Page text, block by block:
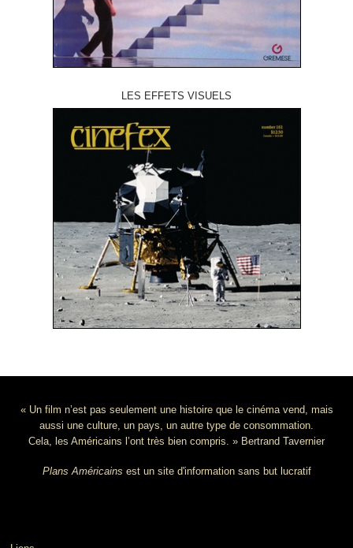
LES EFFETS VISUELS
« Un film n’est pas seulement une histoire que le cinéma vend, mais
aussi une culture, un pays, un autre type de consommation.
Cela, les Américains l’ont très bien compris. » Bertrand Tavernier
Plans Américains est un site d'information sans but lucratif